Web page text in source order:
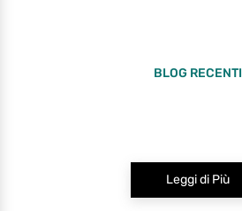
BLOG RECENTI
Leggi di Più